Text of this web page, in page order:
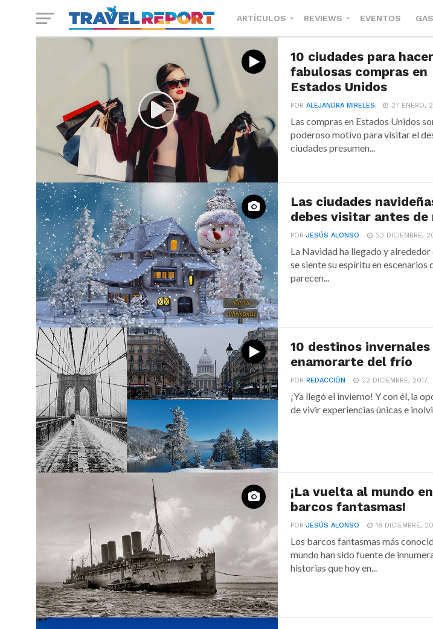
ARTÍCULOS REVIEWS EVENTOS
10 ciudades para hacer
fabulosas compras en
Estados Unidos
PORALEJANDRA MIRELES 27 ENERO,
Las compras en Estados Unidos
poderoso motivo para visitar el
ciudades presumen...
Las ciudades
debes visitar antes de
PORJESÚS ALONSO 23 DICIEMBRE,
La Navidad ha llegado y alrededor
se siente su espíritu en escenarios
parecen...
10 destinos invernales
enamorarte del frío
PORREDACCIÓN 22 DICIEMBRE, 2017
¡Ya llegó el invierno! Y con él, la
de vivir experiencias únicas e
¡La vuelta al mundo
barcos fantasmas!
PORJESÚS ALONSO 18 DICIEMBRE,
Los barcos fantasmas más
mundo han sido fuente de
historias que hoy en...